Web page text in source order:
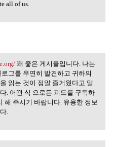
all of us.
꽤 좋은
꽤 좋은 게시물입니다. 나는
그를 우연히 발견하고 귀하의
읽는 것이 정말 즐거웠다고 말
. 어떤 식 으로든 피드를 구독하
해 주시기 바랍니다. 유용한 정보
.